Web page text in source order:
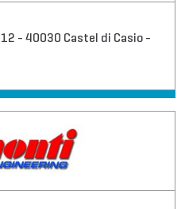
- 40030 Castel di Casio -